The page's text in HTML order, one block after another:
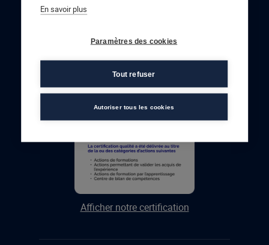
Afficher notre certification
En savoir plus
Paramètres des cookies
Tout refuser
Autoriser tous les cookies